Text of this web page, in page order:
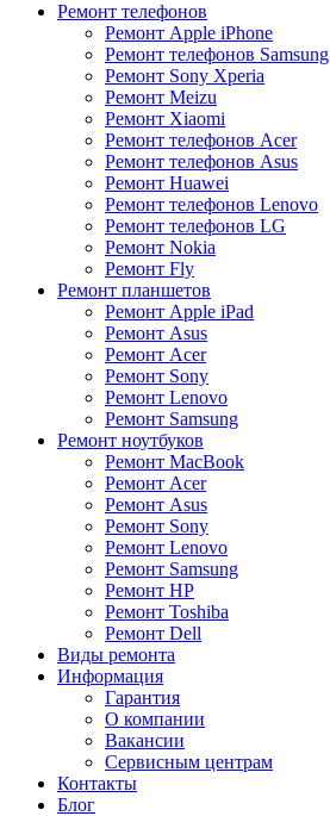
Ремонт телефонов
Ремонт Apple iPhone
Ремонт телефонов Samsung
Ремонт Sony Xperia
Ремонт Meizu
Ремонт Xiaomi
Ремонт телефонов Acer
Ремонт телефонов Asus
Ремонт Huawei
Ремонт телефонов Lenovo
Ремонт телефонов LG
Ремонт Nokia
Ремонт Fly
Ремонт планшетов
Ремонт Apple iPad
Ремонт Asus
Ремонт Acer
Ремонт Sony
Ремонт Lenovo
Ремонт Samsung
Ремонт ноутбуков
Ремонт MacBook
Ремонт Acer
Ремонт Asus
Ремонт Sony
Ремонт Lenovo
Ремонт Samsung
Ремонт HP
Ремонт Toshiba
Ремонт Dell
Виды ремонта
Информация
Гарантия
О компании
Вакансии
Сервисным центрам
Контакты
Блог